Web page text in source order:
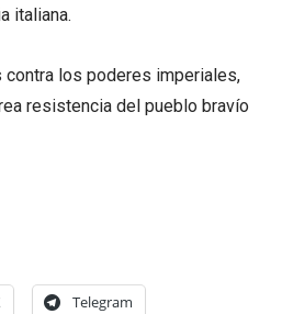
italiana.
contra los poderes imperiales,
resistencia del pueblo bravío
Telegram